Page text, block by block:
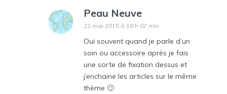
Peau Neuve
22 mai 2015 à 18 h 07 min
Oui souvent quand je parle d’un
soin ou accessoire après je fais
une sorte de fixation dessus et
j’enchaine les articles sur le même
thème 🙂